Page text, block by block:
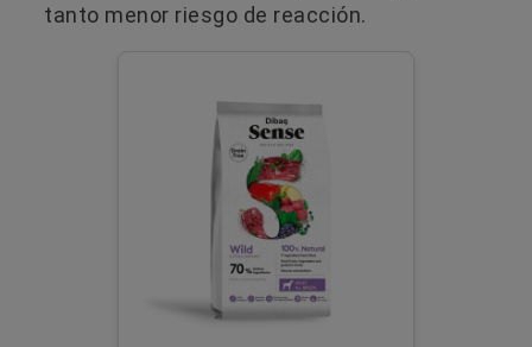
tanto menor riesgo de reacción.